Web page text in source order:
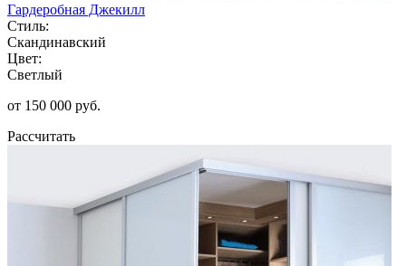
Гардеробная Джекилл
Стиль:
Скандинавский
Цвет:
Светлый
от 150 000 руб.
Рассчитать